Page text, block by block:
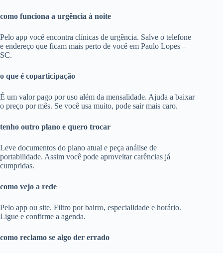
como funciona a urgência à noite
Pelo app você encontra clínicas de urgência. Salve o telefone
e endereço que ficam mais perto de você em Paulo Lopes –
SC.
o que é coparticipação
É um valor pago por uso além da mensalidade. Ajuda a baixar
o preço por mês. Se você usa muito, pode sair mais caro.
tenho outro plano e quero trocar
Leve documentos do plano atual e peça análise de
portabilidade. Assim você pode aproveitar carências já
cumpridas.
como vejo a rede
Pelo app ou site. Filtro por bairro, especialidade e horário.
Ligue e confirme a agenda.
como reclamo se algo der errado